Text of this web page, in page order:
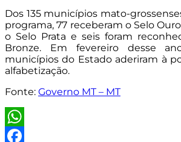
Dos 135 municípios mato-
programa, 77 receberam o Selo
o Selo Prata e seis foram
Bronze. Em fevereiro desse
municípios do Estado aderiram à
alfabetização.
Fonte: Governo MT – MT
WhatsApp